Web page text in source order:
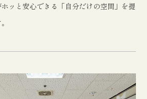
ッと安心できる「自分だけの空間」を提